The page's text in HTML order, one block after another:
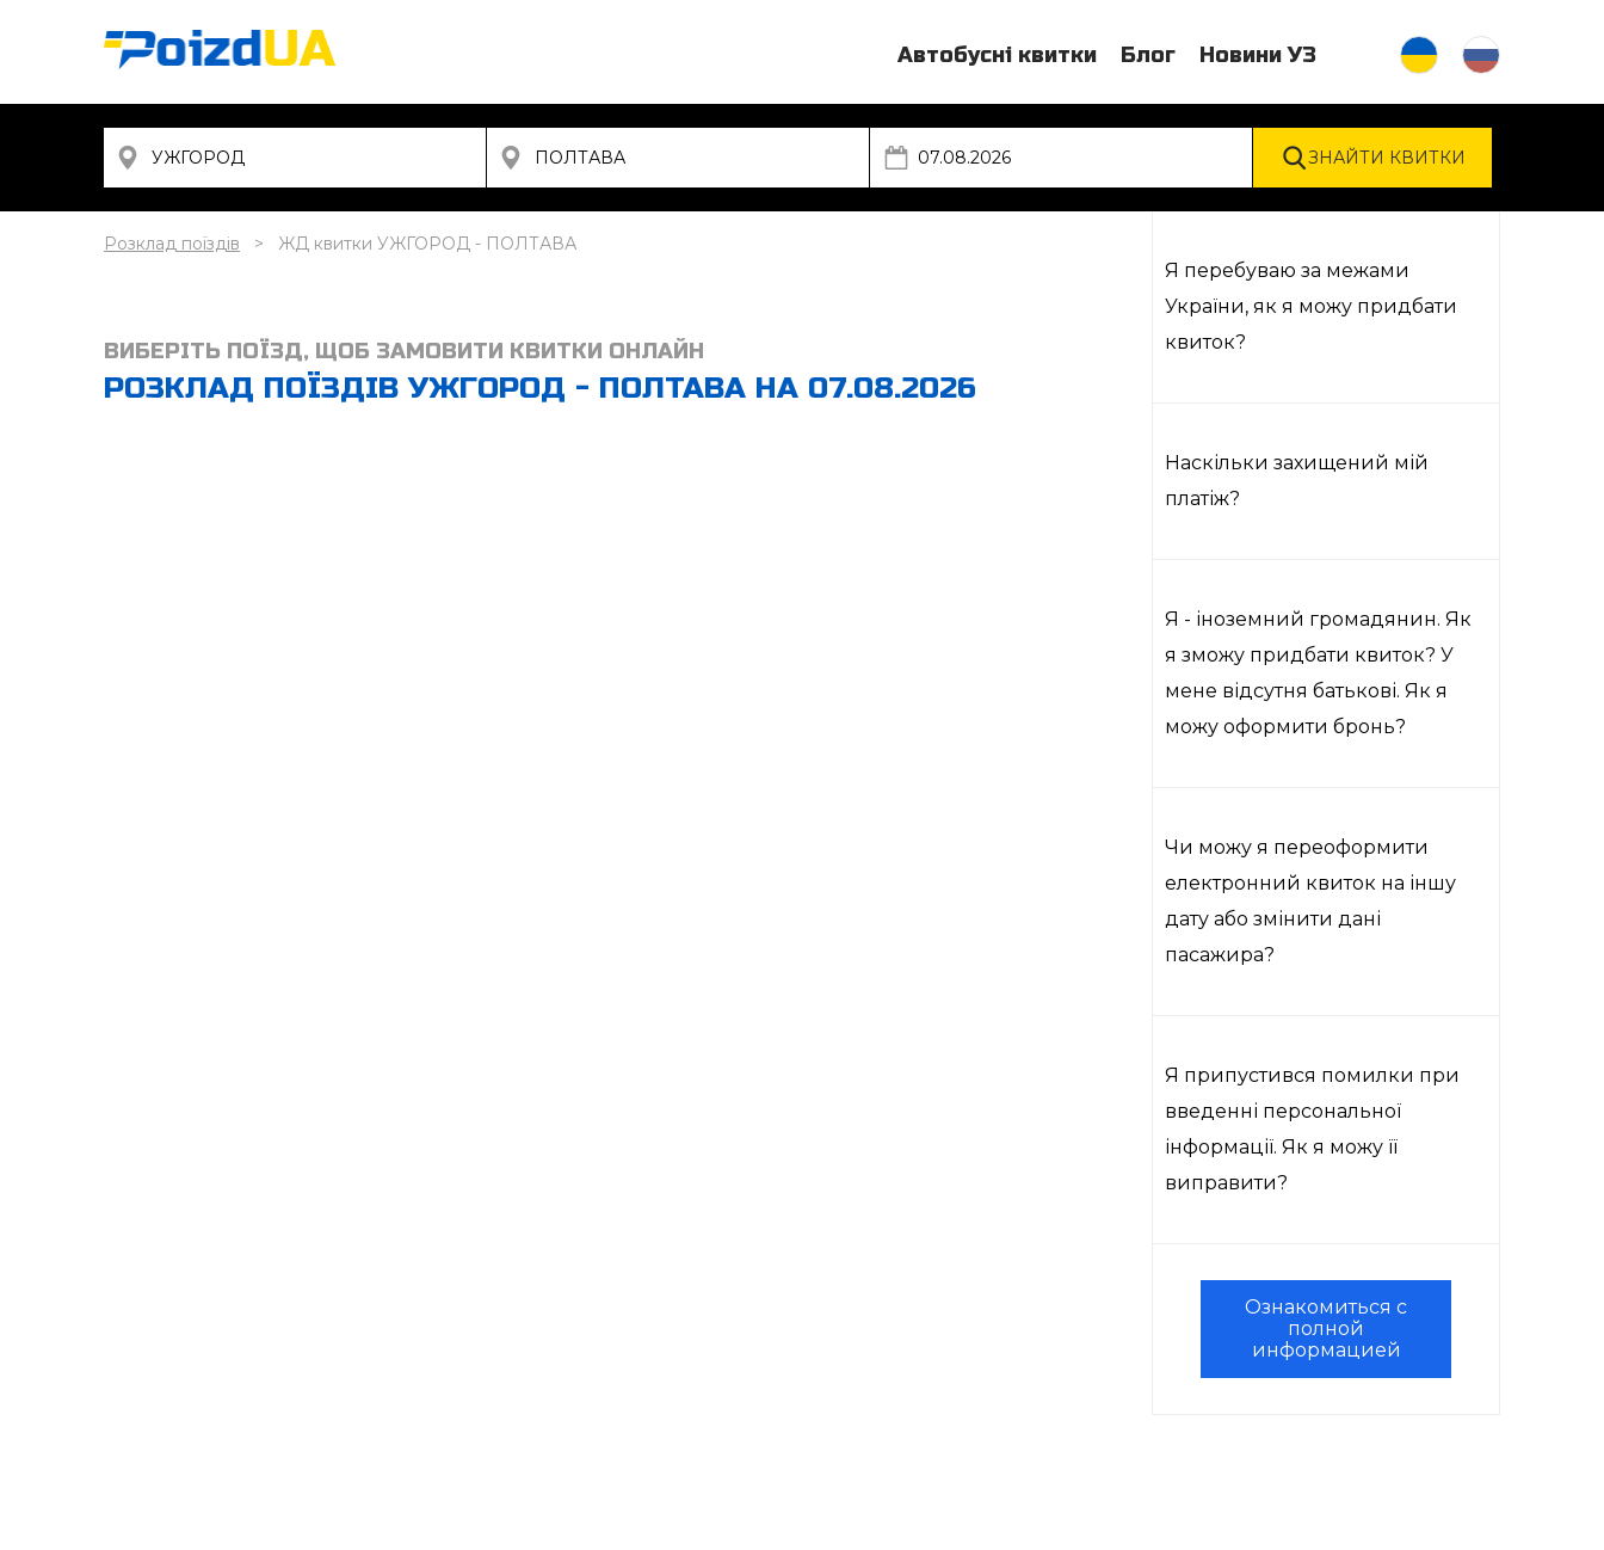
Автобусні квитки Блог Новини УЗ
Розклад поїздів ЖД квитки УЖГОРОД - ПОЛТАВА
ВИБЕРІТЬ ПОЇЗД, ЩОБ ЗАМОВИТИ КВИТКИ ОНЛАЙН
РОЗКЛАД ПОЇЗДІВ УЖГОРОД - ПОЛТАВА НА 07.08.2026
Я перебуваю за межами
України, як я можу придбати
квиток?
Наскільки захищений мій
платіж?
Я - іноземний громадянин. Як
я зможу придбати квиток? У
мене відсутня батькові. Як я
можу оформити бронь?
Чи можу я переоформити
електронний квиток на іншу
дату або змінити дані
пасажира?
Я припустився помилки при
введенні персональної
інформації. Як я можу її
виправити?
Ознакомиться с
полной
информацией